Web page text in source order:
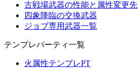
古戦場武器の性能と属性変更先
四象降臨の交換武器
ジョブ専用武器一覧
テンプレパーティ一覧
火属性テンプレPT